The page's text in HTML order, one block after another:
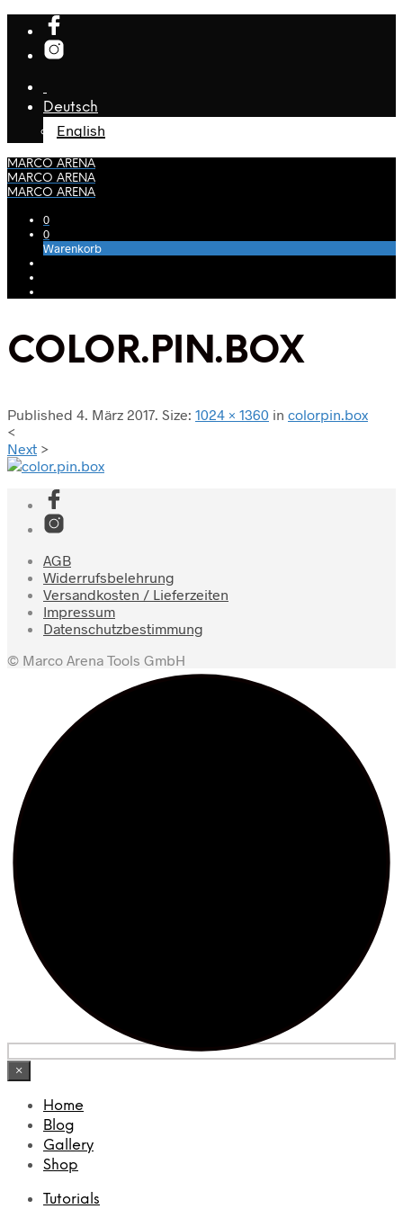
Deutsch
English
MARCO ARENA
MARCO ARENA
MARCO ARENA
0
0
Warenkorb
COLOR.PIN.BOX
Published 4. März 2017. Size: 1024 × 1360 in colorpin.box
<
Next >
AGB
Widerrufsbelehrung
Versandkosten / Lieferzeiten
Impressum
Datenschutzbestimmung
© Marco Arena Tools GmbH
×
Home
Blog
Gallery
Shop
Tutorials